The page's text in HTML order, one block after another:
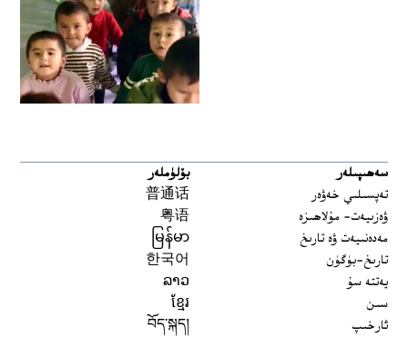
سەھىپىلەر
تەپسىلىي خەۋەر
ۋەزىيەت- مۇلاھىزە
مەدەنىيەت ۋە تارىخ
تارىخ-بۈگۈن
يەتتە سۇ
سىن
ئارخىپ
بۆلۈملەر
普通话
粤语
မြန်မာ
한국어
ລາວ
ខ្មែរ
བོད་སྐད།